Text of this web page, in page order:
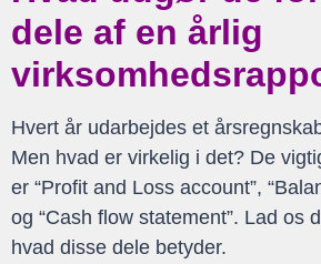
dele af en årlig
Hvert år udarbejdes et
Men hvad er virkelig i det? De
er “Profit and Loss account”,
og “Cash flow statement”. Lad os
hvad disse dele betyder.